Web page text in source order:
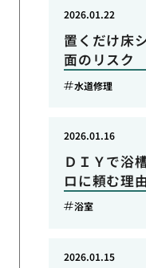
置くだけ床
面のリスク
2026.01.22
水道修理
ＤＩＹで浴
ロに頼む理由
2026.01.16
浴室
2026.01.15